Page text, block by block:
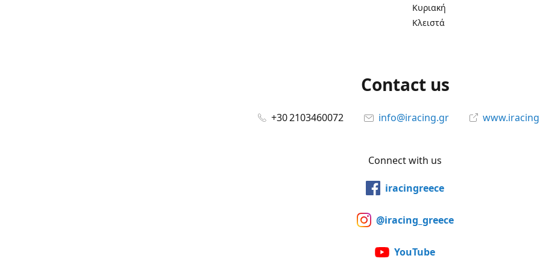
Κυριακή
Κλειστά
Contact us
+30 2103460072 info@iracing.gr
Connect with us
iracingreece
@iracing_greece
YouTube